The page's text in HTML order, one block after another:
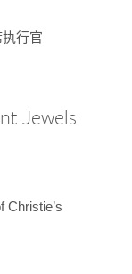
行官
Jewels
Christie’s